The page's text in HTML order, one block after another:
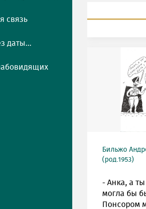
связь
даты...
Бильжо
(род.1953)
- Анка, а
могла бы
Понсором